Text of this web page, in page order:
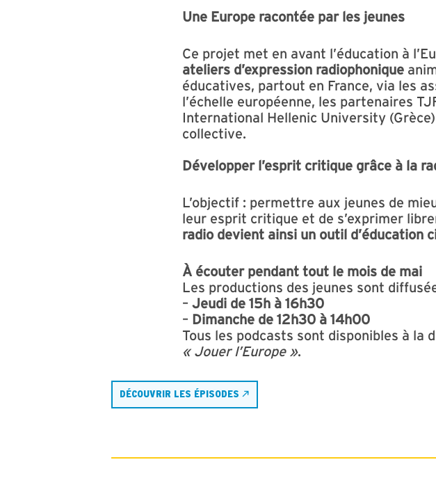
Une Europe racontée par les jeunes
Ce projet met en avant l’éducation à
ateliers d’expression radiophonique
éducatives, partout en France, via les
l’échelle européenne, les partenaires
International Hellenic University
collective.
Développer l’esprit critique grâce à la
L’objectif : permettre aux jeunes de
leur esprit critique et de s’exprimer
radio devient ainsi un outil d’éducation
À écouter pendant tout le mois de mai
Les productions des jeunes sont
–Jeudi de 15h à 16h30
– Dimanche de 12h30 à 14h00
Tous les podcasts sont disponibles à la
« Jouer l’Europe ».
DÉCOUVRIR LES ÉPISODES